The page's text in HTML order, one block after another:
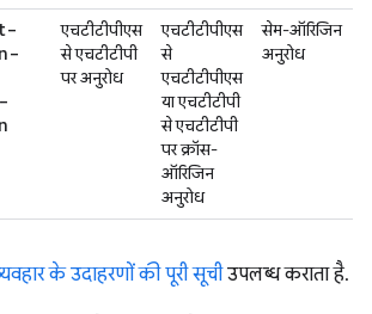
एचटीटीपीएस
से एचटीटीपी
पर अनुरोध
एचटीटीपीएस
से
एचटीटीपीएस
या एचटीटीपी
से एचटीटीपी
पर क्रॉस-
ऑरिजिन
अनुरोध
सेम-ऑरिजिन
अनुरोध
के उदाहरणों की पूरी सूचीउपलब्ध कराता है.